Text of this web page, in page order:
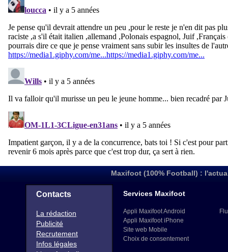
Maxifoot (100% Football) :
Contacts
La rédaction
Publicité
Recrutement
Infos légales
Services Maxifoot
Appli Maxifoot Android
Appli Maxifoot iPhone
Site web Mobile
Choix de consentement